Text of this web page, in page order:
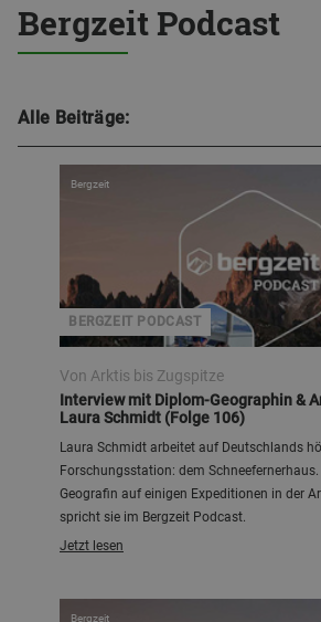
Bergzeit Podcast
Alle Beiträge:
BERGZEIT PODCAST
Bergzeit
Von Arktis bis Zugspitze
Interview mit Diplom-Geographin &
Laura Schmidt (Folge 106)
Laura Schmidt arbeitet auf Deutschlands
Forschungsstation: dem
Geografin auf einigen Expeditionen in der
spricht sie im Bergzeit Podcast.
Jetzt lesen
Bergzeit